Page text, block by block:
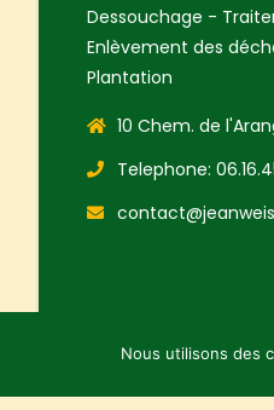
Dessouchage -
Enlèvement des
Plantation
10 Chem. de
Telephone:
Nous utilisons des